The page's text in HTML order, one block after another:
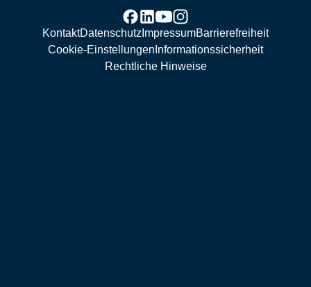
KontaktDatenschutz ImpressumBarrierefreiheit
Cookie-Einstellungen Informationssicherheit
Rechtliche Hinweise